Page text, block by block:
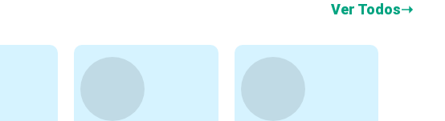
Ver Todos➝